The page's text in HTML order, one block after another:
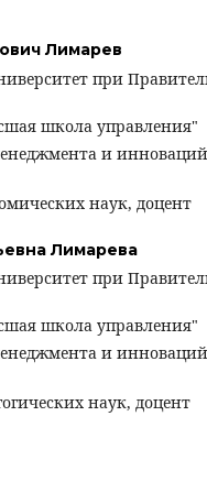
Лимарев
при
школа управления"
и инноваций
наук, доцент
Лимарева
при
школа управления"
и инноваций
наук, доцент